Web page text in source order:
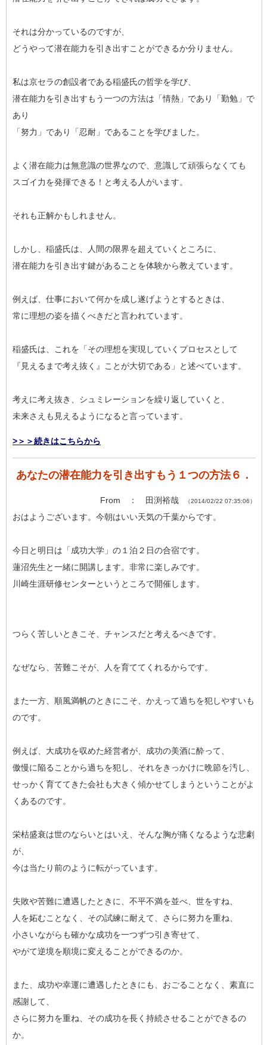
それは分かっているのですが、
どうやって潜在能力を引き出すことができるか分りません。
私は京セラの創設者である稲盛氏の哲学を学び、
潜在能力を引き出すもう一つの方法は「情熱」であり「勤勉」で
あり
「努力」であり「忍耐」であることを学びました。
よく潜在能力は無意識の世界なので、意識して頑張らなくても
スゴイ力を発揮できる！と考える人がいます。
それも正解かもしれません。
しかし、稲盛氏は、人間の限界を超えていくところに、
潜在能力を引き出す鍵があることを体験から教えています。
例えば、仕事において何かを成し遂げようとするときは、
常に理想の姿を描くべきだと言われています。
稲盛氏は、これを「その理想を実現していくプロセスとして
『見えるまで考え抜く』ことが大切である」と述べています。
考えに考え抜き、シュミレーションを繰り返していくと、
未来さえも見えるようになると言っています。
>＞＞続きはこちらから
あなたの潜在能力を引き出すもう１つの方法６．
From ： 田渕裕哉 （2014/02/22 07:35:06）
おはようございます。今朝はいい天気の千葉からです。
今日と明日は「成功大学」の１泊２日の合宿です。
蓮沼先生と一緒に開講します。非常に楽しみです。
川崎生涯研修センターというところで開催します。
つらく苦しいときこそ、チャンスだと考えるべきです。
なぜなら、苦難こそが、人を育ててくれるからです。
また一方、順風満帆のときにこそ、かえって過ちを犯しやすいも
のです。
例えば、大成功を収めた経営者が、成功の美酒に酔って、
傲慢に陥ることから過ちを犯し、それをきっかけに晩節を汚し、
せっかく育ててきた会社も大きく傾かせてしまうということがよ
くあるのです。
栄枯盛衰は世のならいとはいえ、そんな胸が痛くなるような悲劇
が、
今は当たり前のように転がっています。
失敗や苦難に遭遇したときに、不平不満を並べ、世をすね、
人を妬むことなく、その試練に耐えて、さらに努力を重ね、
小さいながらも確かな成功を一つずつ引き寄せて、
やがて逆境を順境に変えることができるのか。
また、成功や幸運に遭遇したときにも、おごることなく、素直に
感謝して、
さらに努力を重ね、その成功を長く持続させることができるの
か。